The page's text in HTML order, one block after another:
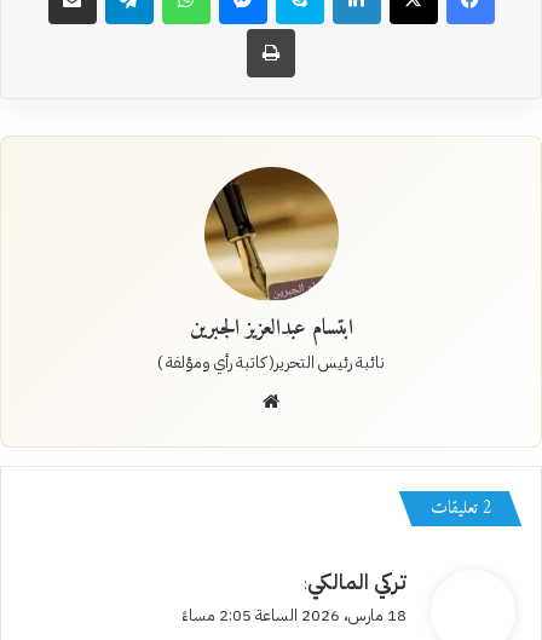
طباعة
ابتسام عبدالعزيز الجبرين
نائبة رئيس التحرير( كاتبة رأي ومؤلفة )
‫2 تعليقات
يتركي المالكي:
18 مارس، 2026 الساعة 2:05 مساءً